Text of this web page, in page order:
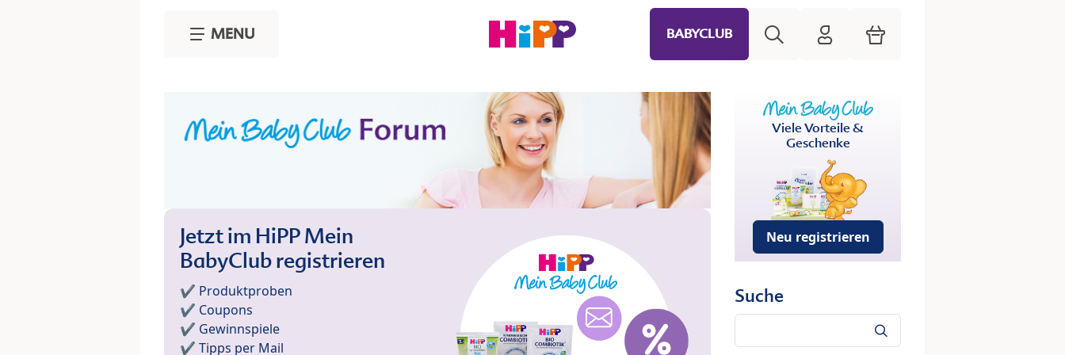
MENU BABYCLUB HiPP Mein Babyclub
Warenkorb
Jetzt im HiPP Mein
BabyClub registrieren
✔️ Produktproben
✔️ Coupons
✔️ Gewinnspiele
✔️ Tipps per Mail
Viele Vorteile &
Geschenke
Neu registrieren
Suche